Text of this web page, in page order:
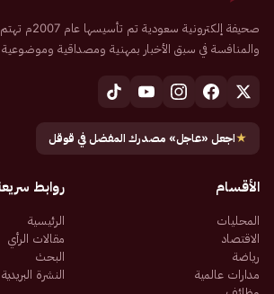
صحيفة إلكترونية
والمنافسة في سبق الأخبار بمهنية ومصداقية وموضوعية
★اجعل «عاجل» مصدرك المفضل في قوقل
الأقسام
المحليات
الاقتصاد
رياضة
مدارات عالمية
روابط
الرئيسية
مقالات الرأي
البحث
النشرة البريدية